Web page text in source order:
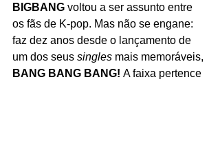
BIGBANG voltou a ser assunto entre
os fãs de K-pop. Mas não se engane:
faz dez anos desde o lançamento de
um dos seus singles mais memoráveis,
BANG BANG BANG! A faixa pertence